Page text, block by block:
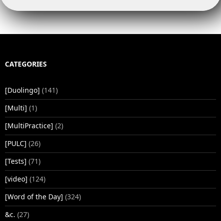
CATEGORIES
[Duolingo] (141)
[Multi] (1)
[MultiPractice] (2)
[PULC] (26)
[Tests] (71)
[video] (124)
[Word of the Day] (324)
&c. (27)